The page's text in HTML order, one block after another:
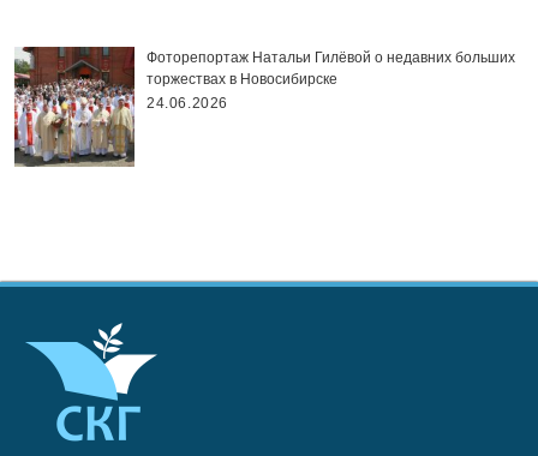
Фоторепортаж Натальи Гилёвой о недавних больших
торжествах в Новосибирске
24.06.2026